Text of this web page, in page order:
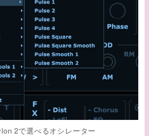
2で選べるオシレーター